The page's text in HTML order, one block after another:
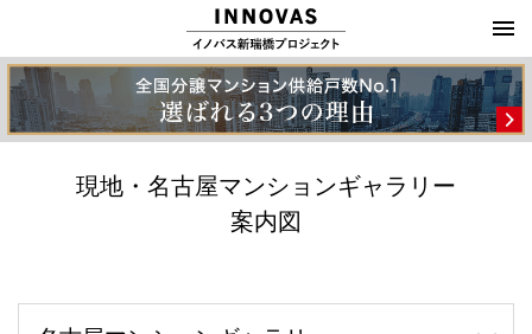
現地・名古屋マンションギャラリー
案内図